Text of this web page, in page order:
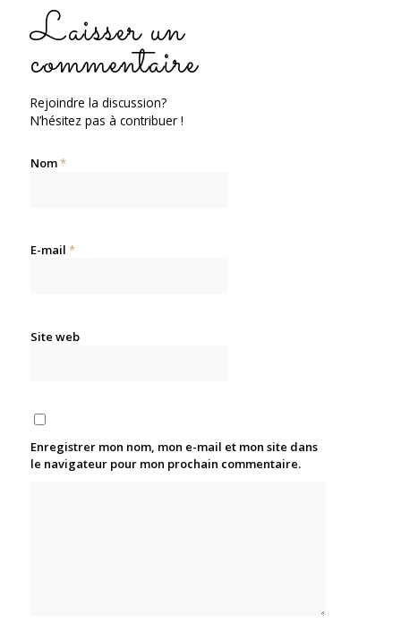
Laisser un
commentaire
Rejoindre la discussion?
N’hésitez pas à contribuer !
Nom*
E-mail *
Site web
Enregistrer mon nom, mon e-mail et mon site dans
le navigateur pour mon prochain commentaire.